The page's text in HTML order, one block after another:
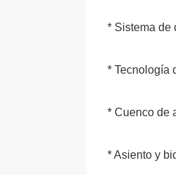
* Sistema de
* Tecnología
* Cuenco de
* Asiento y